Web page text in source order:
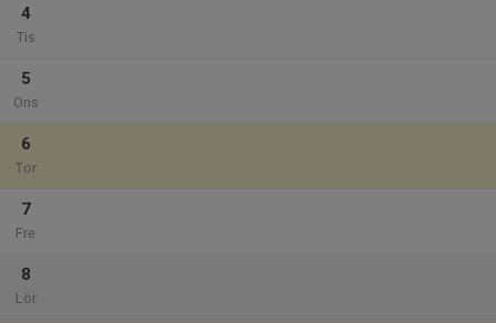
4
Tis
5
Ons
6
Tor
7
Fre
8
Lör